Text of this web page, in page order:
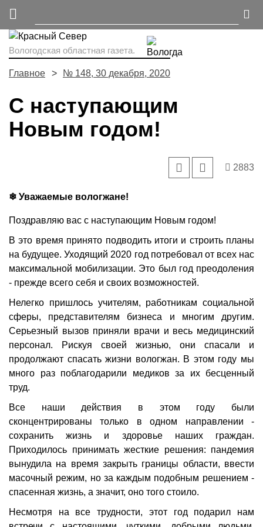
Вологодская областная газета.
Главное № 148, 30 декабря, 2020
С наступающим
Новым годом!
2883
❄ Уважаемые вологжане!
Поздравляю вас с наступающим Новым годом!
В это время принято подводить итоги и строить планы
на будущее. Уходящий 2020 год потребовал от всех нас
максимальной мобилизации. Это был год преодоления
- прежде всего себя и своих возможностей.
Нелегко пришлось учителям, работникам социальной
сферы, представителям бизнеса и многим другим.
Серьезный вызов приняли врачи и весь медицинский
персонал. Рискуя своей жизнью, они спасали и
продолжают спасать жизни вологжан. В этом году мы
много раз поблагодарили медиков за их бесценный
труд.
Все наши действия в этом году были
сконцентрированы только в одном направлении -
сохранить жизнь и здоровье наших граждан.
Приходилось принимать жесткие решения: пандемия
вынудила на время закрыть границы области, ввести
масочный режим, но за каждым подобным решением -
спасенная жизнь, а значит, оно того стоило.
Несмотря на все трудности, этот год подарил нам